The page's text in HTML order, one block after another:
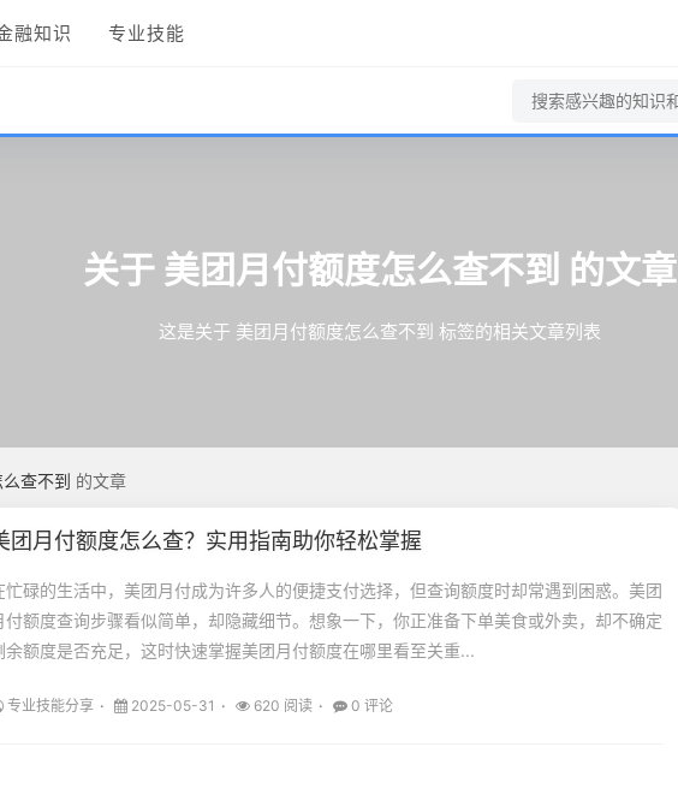
融知识 专业技能
关于 美团月付额度怎么查不到 的文章
这是关于 美团月付额度怎么查不到 标签的相关文章列表
查不到 的文章
团月付额度怎么查？实用指南助你轻松掌握
忙碌的生活中，美团月付成为许多人的便捷支付选择，但查询额度时却常遇到困惑。美团
付额度查询步骤看似简单，却隐藏细节。想象一下，你正准备下单美食或外卖，却不确定
余额度是否充足，这时快速掌握美团月付额度在哪里看至关重...
专业技能分享 2025-05-31 620 阅读 0 评论